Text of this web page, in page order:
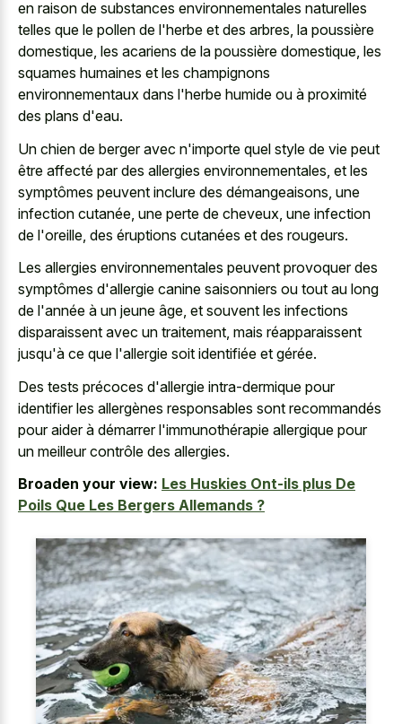
en raison de substances environnementales naturelles
telles que le pollen de l'herbe et des arbres, la poussière
domestique, les acariens de la poussière domestique, les
squames humaines et les champignons
environnementaux dans l'herbe humide ou à proximité
des plans d'eau.
Un chien de berger avec n'importe quel style de vie peut
être affecté par des allergies environnementales, et les
symptômes peuvent inclure des démangeaisons, une
infection cutanée, une perte de cheveux, une infection
de l'oreille, des éruptions cutanées et des rougeurs.
Les allergies environnementales peuvent provoquer des
symptômes d'allergie canine saisonniers ou tout au long
de l'année à un jeune âge, et souvent les infections
disparaissent avec un traitement, mais réapparaissent
jusqu'à ce que l'allergie soit identifiée et gérée.
Des tests précoces d'allergie intra-dermique pour
identifier les allergènes responsables sont recommandés
pour aider à démarrer l'immunothérapie allergique pour
un meilleur contrôle des allergies.
Broaden your view: Les Huskies Ont-ils plus De
Poils Que Les Bergers Allemands ?